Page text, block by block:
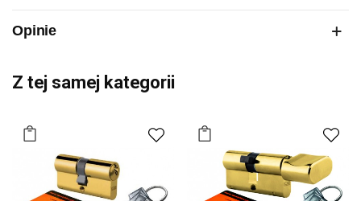
Opinie
Z tej samej kategorii